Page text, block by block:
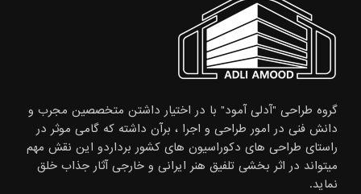
گروه طراحی "آدلی آمود" با در اختیار داشتن متخصصین مجرب و
دانش فنی در امور طراحی و اجرا ، برآن داشته که گامی موثر در
راستای طراحی های دکوراسیون های کشور برداردو این نقش مهم
میتواند در اثر بخشی تلفیق هنر ایرانی و خارجی آثار جذاب خلق
نماید.